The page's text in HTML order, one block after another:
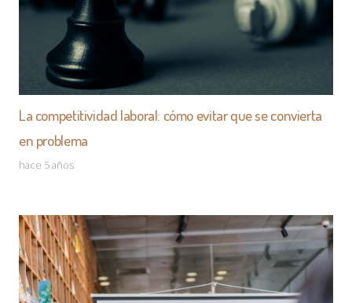
La competitividad laboral: cómo evitar que se convierta
en problema
hace 5 años